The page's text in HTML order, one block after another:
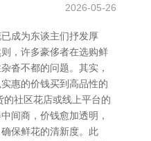
2026-05-26
成为东谈主们抒发厚
，许多豪侈者在选购鲜
沓不都的问题。其实，
惠的价钱买到高品性的
社区花店或线上平台的
间商，价钱愈加透明，
保鲜花的清新度。此